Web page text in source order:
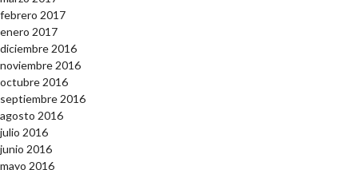
febrero 2017
enero 2017
diciembre 2016
noviembre 2016
octubre 2016
septiembre 2016
agosto 2016
julio 2016
junio 2016
mayo 2016